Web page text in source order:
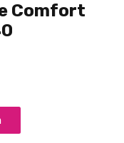
Comfort